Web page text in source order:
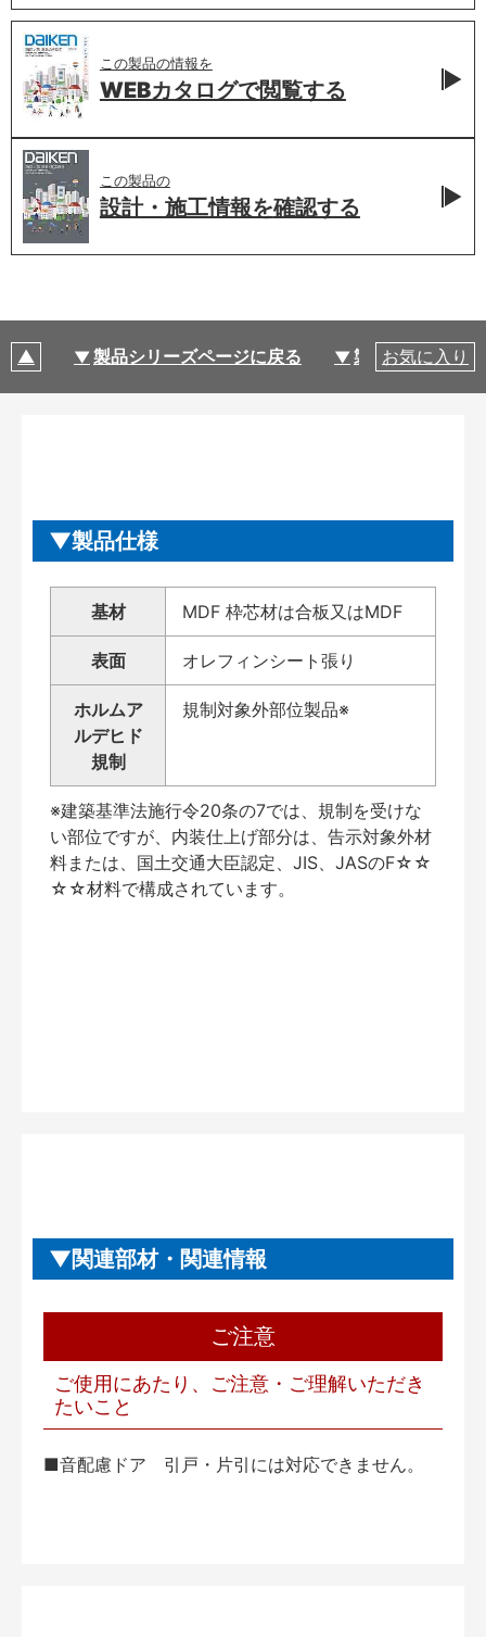
この製品の情報を
WEBカタログで閲覧する
この製品の
設計・施工情報を確認する
製品シリーズページに戻る 製品仕様
お気に入り
製品仕様
基材 MDF 枠芯材は合板又はMDF
表面 オレフィンシート張り
ホルムア
ルデヒド
規制
規制対象外部位製品※
※建築基準法施行令20条の7では、規制を受けな
い部位ですが、内装仕上げ部分は、告示対象外材
料または、国土交通大臣認定、JIS、JASのF☆☆
☆☆材料で構成されています。
関連部材・関連情報
ご注意
ご使用にあたり、ご注意・ご理解いただき
たいこと
■音配慮ドア 引戸・片引には対応できません。